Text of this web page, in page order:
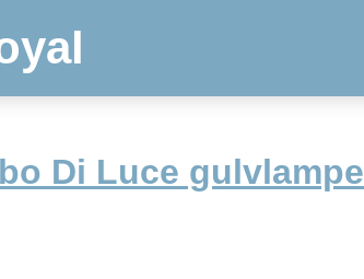
Di Luce gulvlampe